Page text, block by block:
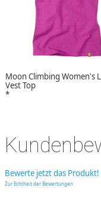
Moon Climbing Women's
Vest Top
*
Bewerte jetzt das Produkt!
Zur Echtheit der Bewertungen